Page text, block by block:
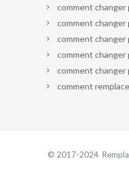
comment changer
comment changer
comment changer
comment changer
comment changer
comment
© 2017-2024